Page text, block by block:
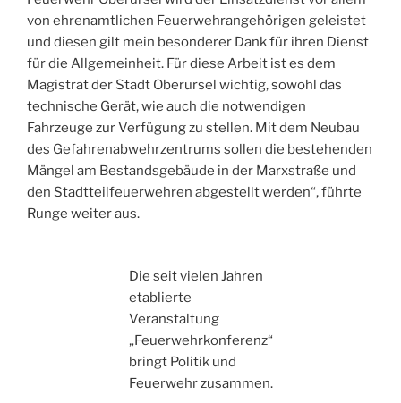
von ehrenamtlichen Feuerwehrangehörigen geleistet
und diesen gilt mein besonderer Dank für ihren Dienst
für die Allgemeinheit. Für diese Arbeit ist es dem
Magistrat der Stadt Oberursel wichtig, sowohl das
technische Gerät, wie auch die notwendigen
Fahrzeuge zur Verfügung zu stellen. Mit dem Neubau
des Gefahrenabwehrzentrums sollen die bestehenden
Mängel am Bestandsgebäude in der Marxstraße und
den Stadtteilfeuerwehren abgestellt werden“, führte
Runge weiter aus.
Die seit vielen Jahren
etablierte
Veranstaltung
„Feuerwehrkonferenz“
bringt Politik und
Feuerwehr zusammen.